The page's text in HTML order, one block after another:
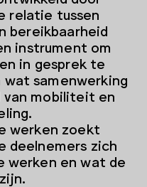
relatie tussen
bereikbaarheid
instrument om
in gesprek te
samenwerking
mobiliteit en
werken zoekt
deelnemers zich
werken en wat de